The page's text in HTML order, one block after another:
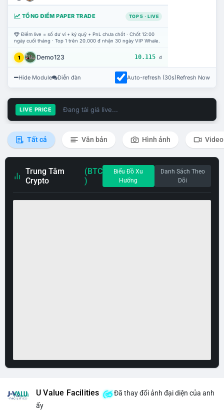
TỔNG ĐIỂM PAPER TRADE TOP 5 · LIVE
Điểm live = số dư ví + ký quỹ + PnL chưa chốt · Chốt 12:00
ngày cuối tháng · Top 1 trên 20.000 đ nhận 30 ngày VIP Whale.
1 Demo123 10.115 đ
Hide Module Diễn đàn Auto-refresh (30s)Refresh Now
LIVE PRICE Đang tải giá live...
Tất cả Văn bản Hình ảnh Video
Trung Tâm
Crypto
(BTC
)
Biểu Đồ Xu
Hướng
Danh Sách Theo
Dõi
U Value Facilities
Đã thay đổi ảnh đại diện của anh
ấy